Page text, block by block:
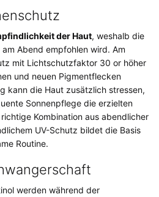
der Haut, weshalb die
Abend empfohlen wird. Am
mit Lichtschutzfaktor 30 or höher
und neuen Pigmentflecken
kann die Haut zusätzlich stressen,
Sonnenpflege die erzielten
Kombination aus abendlicher
UV-Schutz bildet die Basis
Routine.
werden während der